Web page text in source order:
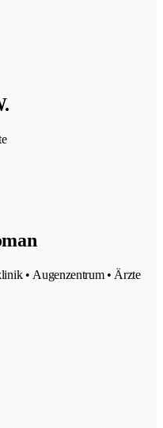
• Augenzentrum • Ärzte